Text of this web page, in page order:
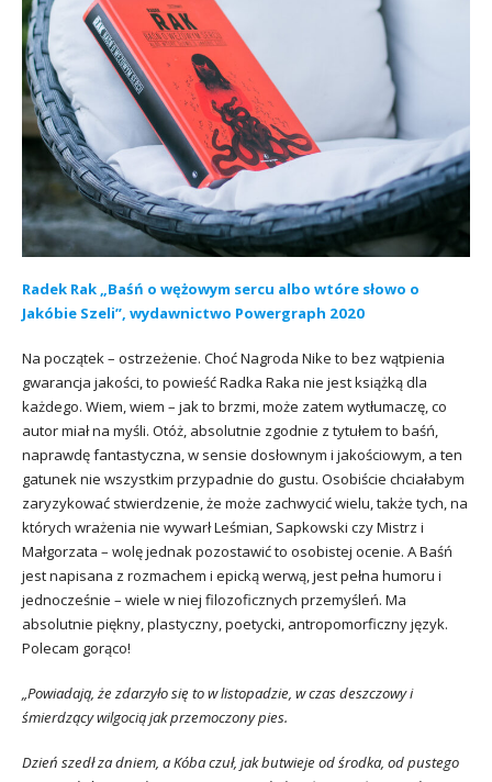
Radek Rak „Baśń o wężowym sercu albo wtóre słowo o
Jakóbie Szeli”, wydawnictwo Powergraph 2020
Na początek – ostrzeżenie. Choć Nagroda Nike to bez wątpienia
gwarancja jakości, to powieść Radka Raka nie jest książką dla
każdego. Wiem, wiem – jak to brzmi, może zatem wytłumaczę, co
autor miał na myśli. Otóż, absolutnie zgodnie z tytułem to baśń,
naprawdę fantastyczna, w sensie dosłownym i jakościowym, a ten
gatunek nie wszystkim przypadnie do gustu. Osobiście chciałabym
zaryzykować stwierdzenie, że może zachwycić wielu, także tych, na
których wrażenia nie wywarł Leśmian, Sapkowski czy Mistrz i
Małgorzata – wolę jednak pozostawić to osobistej ocenie. A Baśń
jest napisana z rozmachem i epicką werwą, jest pełna humoru i
jednocześnie – wiele w niej filozoficznych przemyśleń. Ma
absolutnie piękny, plastyczny, poetycki, antropomorficzny język.
Polecam gorąco!
„Powiadają, że zdarzyło się to w listopadzie, w czas deszczowy i
śmierdzący wilgocią jak przemoczony pies.
Dzień szedł za dniem, a Kóba czuł, jak butwieje od środka, od pustego